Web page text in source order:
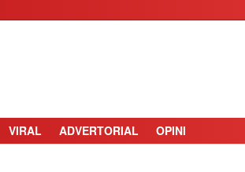
VIRAL ADVERTORIAL OPINI